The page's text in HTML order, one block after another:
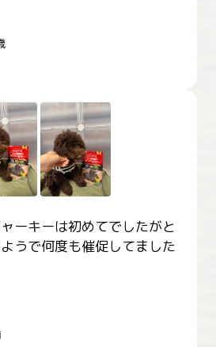
ーキーは初めてでしたがと
うで何度も催促してました